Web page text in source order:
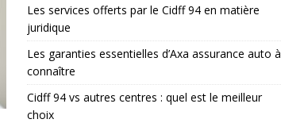
Les services offerts par le Cidff 94 en matière
juridique
Les garanties essentielles d’Axa assurance auto à
connaître
Cidff 94 vs autres centres : quel est le meilleur
choix